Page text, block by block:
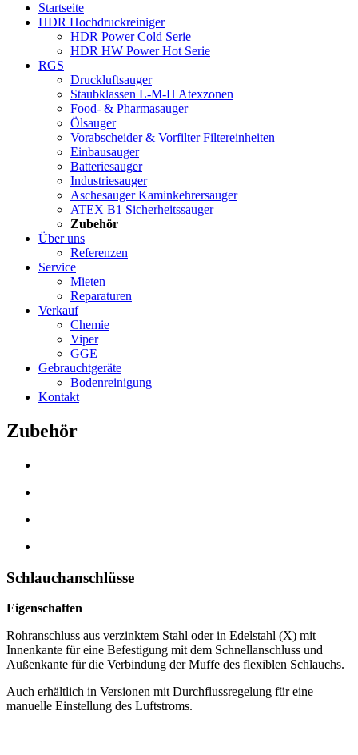
Startseite
HDR Hochdruckreiniger
HDR Power Cold Serie
HDR HW Power Hot Serie
RGS
Druckluftsauger
Staubklassen L-M-H Atexzonen
Food- & Pharmasauger
Ölsauger
Vorabscheider & Vorfilter Filtereinheiten
Einbausauger
Batteriesauger
Industriesauger
Aschesauger Kaminkehrersauger
ATEX B1 Sicherheitssauger
Zubehör
Über uns
Referenzen
Service
Mieten
Reparaturen
Verkauf
Chemie
Viper
GGE
Gebrauchtgeräte
Bodenreinigung
Kontakt
Zubehör
Schlauchanschlüsse
Eigenschaften
Rohranschluss aus verzinktem Stahl oder in Edelstahl (X) mit
Innenkante für eine Befestigung mit dem Schnellanschluss und
Außenkante für die Verbindung der Muffe des flexiblen Schlauchs.
Auch erhältlich in Versionen mit Durchflussregelung für eine
manuelle Einstellung des Luftstroms.